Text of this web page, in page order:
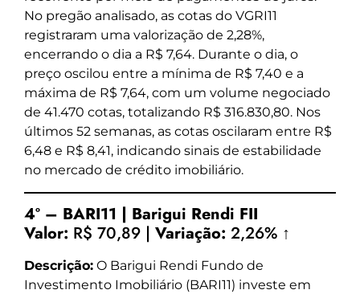
No pregão analisado, as cotas do VGRI11
registraram uma valorização de 2,28%,
encerrando o dia a R$ 7,64. Durante o dia, o
preço oscilou entre a mínima de R$ 7,40 e a
máxima de R$ 7,64, com um volume negociado
de 41.470 cotas, totalizando R$ 316.830,80. Nos
últimos 52 semanas, as cotas oscilaram entre R$
6,48 e R$ 8,41, indicando sinais de estabilidade
no mercado de crédito imobiliário.
4º – BARI11 | Barigui Rendi FII
Valor: R$ 70,89 | Variação: 2,26% ↑
Descrição: O Barigui Rendi Fundo de
Investimento Imobiliário (BARI11) investe em